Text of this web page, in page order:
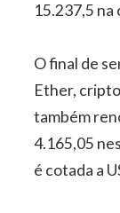
15.237,5 na
O final de
Ether,
também
4.165,05
é cotada a